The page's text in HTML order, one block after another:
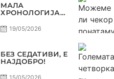
МАЛА
ХРОНОЛОГИЈА
ЗА СВЕТСКО
19/05/2026
БЕЗ СЕДАТИВИ, Е
НАЈДОБРО!
15/05/2026